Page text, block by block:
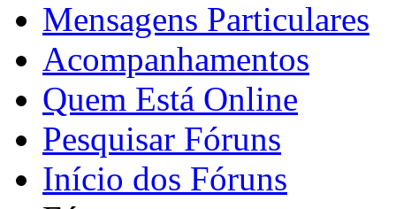
Mensagens Particulares
Acompanhamentos
Quem Está Online
Pesquisar Fóruns
Início dos Fóruns